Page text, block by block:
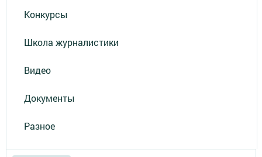
Конкурсы
Школа журналистики
Видео
Документы
Разное